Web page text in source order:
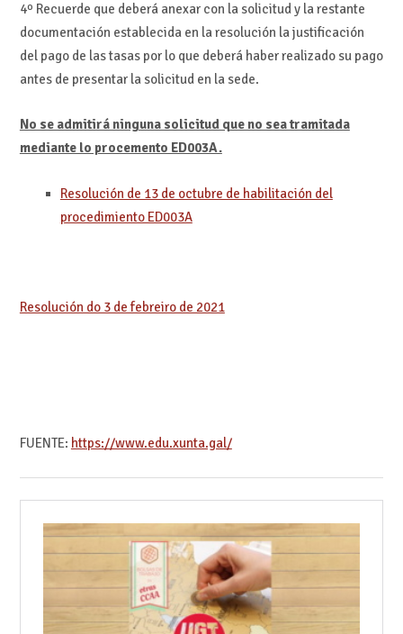
4º Recuerde que deberá anexar con la solicitud y la restante
documentación establecida en la resolución la justificación
del pago de las tasas por lo que deberá haber realizado su pago
antes de presentar la solicitud en la sede.
No se admitirá ninguna solicitud que no sea tramitada
mediante lo procemento ED003A.
Resolución de 13 de octubre de habilitación del
procedimiento ED003A
Resolución do 3 de febreiro de 2021
FUENTE: https://www.edu.xunta.gal/